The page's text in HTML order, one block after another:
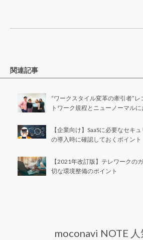
関連記事
“ワークスタイル変革の牽引者”
トワーク規程とニューノーマル
【企業向け】SaaSに必要なセキ
の導入時に確認しておくポイント
【2021年改訂版】テレワークの
切な環境整備のポイント
moconavi NOTE